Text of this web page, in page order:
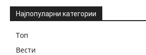
Најпопуларни категории
Топ
Вести